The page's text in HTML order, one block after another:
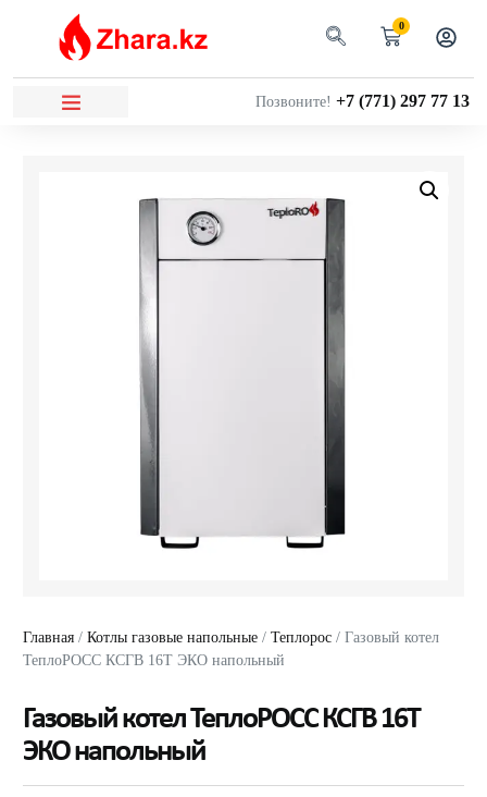
0
Позвоните! +7 (771) 297 77 13
Главная /Котлы газовые напольные /Теплорос / Газовый котел
ТеплоРОСС КСГВ 16Т ЭКО напольный
Газовый котел ТеплоРОСС КСГВ 16Т
ЭКО напольный